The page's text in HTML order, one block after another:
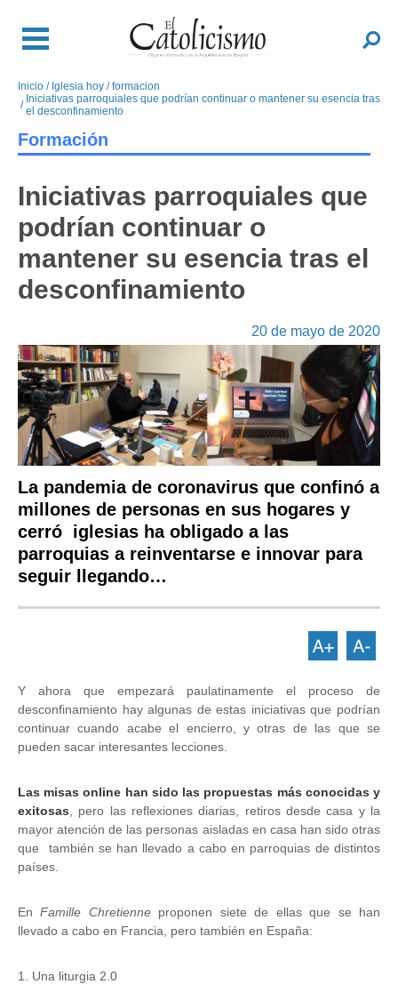
contenido
Buscar
Sobrescribir
enlaces
de
ayuda
navegación
Inicio Iglesia hoy
formacion
Iniciativas parroquiales que podrían continuar o mantener su esencia tras
el desconfinamiento
Formación
Iniciativas parroquiales que
podrían continuar o
mantener su esencia tras el
desconfinamiento
20 de mayo de 2020
La pandemia de coronavirus que confinó a
millones de personas en sus hogares y
cerró iglesias ha obligado a las
parroquias a reinventarse e innovar para
seguir llegando…
Y ahora que empezará paulatinamente el proceso de
desconfinamiento hay algunas de estas iniciativas que podrían
continuar cuando acabe el encierro, y otras de las que se
pueden sacar interesantes lecciones.
Las misas online han sido las propuestas más conocidas y
exitosas , pero las reflexiones diarias, retiros desde casa y la
mayor atención de las personas aisladas en casa han sido otras
que también se han llevado a cabo en parroquias de distintos
países.
EnFamille Chretienneproponen siete de ellas que se han
llevado a cabo en Francia, pero también en España:
1. Una liturgia 2.0